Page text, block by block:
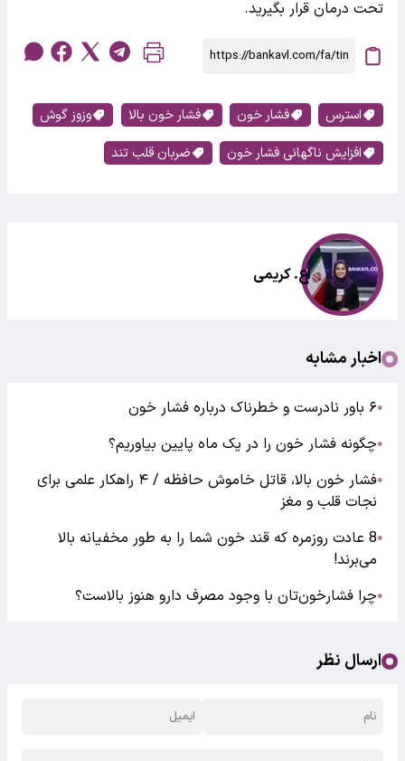
تحت درمان قرار بگیرید.
استرس فشار خون فشار خون بالا
وزوز گوش
افزایش ناگهانی فشار خون
ضربان قلب تند
اع. کریمی
اخبار مشابه
●۶ باور نادرست و خطرناک درباره فشار خون
●چگونه فشار خون را در یک ماه پایین بیاوریم؟
●
فشار خون بالا، قاتل خاموش حافظه / ۴ راهکار علمی برای
نجات قلب و مغز
●
8 عادت روزمره که قند خون شما را به طور مخفیانه بالا
می‌برند!
●چرا فشارخون‌تان با وجود مصرف دارو هنوز بالاست؟
ارسال نظر